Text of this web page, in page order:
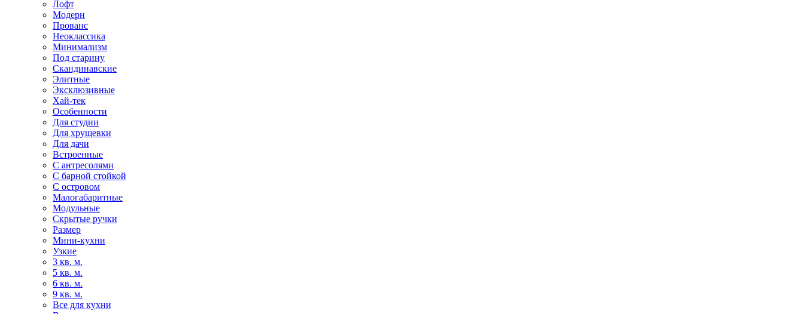
Лофт
Модерн
Прованс
Неоклассика
Минимализм
Под старину
Скандинавские
Элитные
Эксклюзивные
Хай-тек
Особенности
Для студии
Для хрущевки
Для дачи
Встроенные
С антресолями
С барной стойкой
С островом
Малогабаритные
Модульные
Скрытые ручки
Размер
Мини-кухни
Узкие
3 кв. м.
5 кв. м.
6 кв. м.
9 кв. м.
Все для кухни